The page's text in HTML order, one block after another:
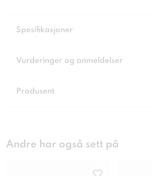
Spesifikasjoner
Vurderinger og anmeldelser
Produsent
Andre har også sett på